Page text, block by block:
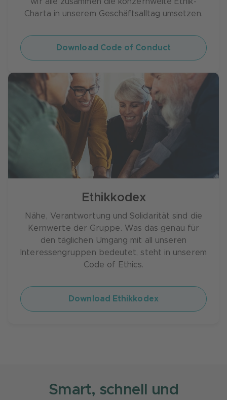
Konzerngesellschaft "CAPFM" und als
"Creditplus" aus. Der Hinweis geht dann
sowohl an den Compliance-Bereich der
Compliance-Bereiche der Crédit Agricole
Personal Finance & Mobility (CAPFM) und der
Crédit Agricole S.A. (CA S.A.). Er kann in allen
drei Unternehmen nur von einem streng
limitierten und zur absoluten Vertraulichkeit
verpflichteten Personenkreis gelesen und
bearbeitet werden.
Meldung abgeben
Charta in unserem Geschäftsalltag umsetzen.
Download Code of Conduct
Ethikkodex
Nähe, Verantwortung und Solidarität sind die
Kernwerte der Gruppe. Was das genau für
den täglichen Umgang mit all unseren
Interessengruppen bedeutet, steht in unserem
Code of Ethics.
Download Ethikkodex
Smart, schnell und